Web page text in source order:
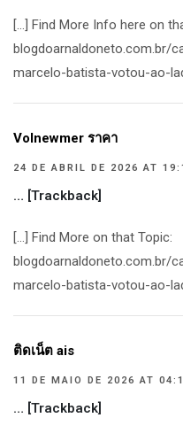
[…] Find More Info here on
blogdoarnaldoneto.com.br/
marcelo-batista-votou-ao-
Volnewmer ราคา
24 DE ABRIL DE 2026 AT
… [Trackback]
[…] Find More on that Topic:
blogdoarnaldoneto.com.br/
marcelo-batista-votou-ao-
ติดเน็ต ais
11 DE MAIO DE 2026 AT
… [Trackback]